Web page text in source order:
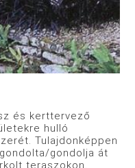
és kerttervező
hulló
Tulajdonképpen
gondolja át
teraszokon,